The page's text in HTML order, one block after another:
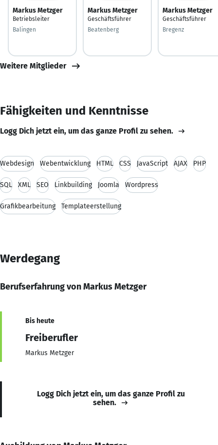
Markus Metzger
Betriebsleiter
Balingen
Markus Metzger
Geschäftsführer
Beatenberg
Markus Metzger
Geschäftsführer
Bregenz
Weitere Mitglieder
Fähigkeiten und Kenntnisse
Logg Dich jetzt ein, um das ganze Profil zu sehen.
Webdesign Webentwicklung HTML CSS JavaScript AJAX PHP
SQL XML SEO Linkbuilding Joomla Wordpress
Grafikbearbeitung Templateerstellung
Werdegang
Berufserfahrung von Markus Metzger
Bis heute
Freiberufler
Markus Metzger
Logg Dich jetzt ein, um das ganze Profil zu
sehen.